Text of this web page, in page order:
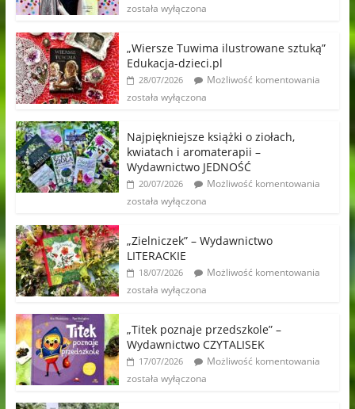
została wyłączona
„Wiersze Tuwima ilustrowane sztuką”
Edukacja-dzieci.pl
28/07/2026
Możliwość komentowania
została wyłączona
Najpiękniejsze książki o ziołach,
kwiatach i aromaterapii –
Wydawnictwo JEDNOŚĆ
20/07/2026
Możliwość komentowania
została wyłączona
„Zielniczek” – Wydawnictwo
LITERACKIE
18/07/2026
Możliwość komentowania
została wyłączona
„Titek poznaje przedszkole” –
Wydawnictwo CZYTALISEK
17/07/2026
Możliwość komentowania
została wyłączona